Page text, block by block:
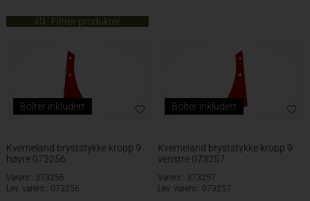
Filtrer produkter
Bolter inkludert
Kverneland bryststykke kropp 9
høyre 073256
Varenr.: 373256
Lev. varenr.: 073256
Bolter inkludert
Kverneland bryststykke kropp 9
venstre 073257
Varenr.: 373257
Lev. varenr.: 073257